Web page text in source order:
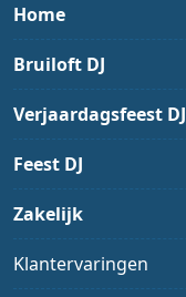
Home
Bruiloft DJ
Verjaardagsfeest DJ
Feest DJ
Zakelijk
Klantervaringen